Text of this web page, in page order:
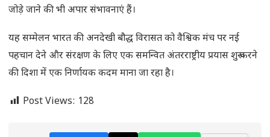
जोड़े जाने की भी अपार संभावनाएं हैं।
यह सम्मेलन भारत की अनदेखी बौद्ध विरासत को वैश्विक मंच पर नई
पहचान देने और संरक्षण के लिए एक समन्वित अंतरराष्ट्रीय प्रयास शुरू करने
की दिशा में एक निर्णायक कदम माना जा रहा है।
Post Views: 128